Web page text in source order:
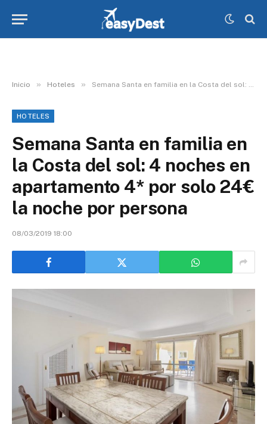
Inicio » Hoteles » Semana Santa en familia en la Costa del sol: 4 noches en apartamento 4* por solo 24€ la noche por persona
HOTELES
Semana Santa en familia en
la Costa del sol: 4 noches en
apartamento 4* por solo 24€
la noche por persona
08/03/2019 18:00